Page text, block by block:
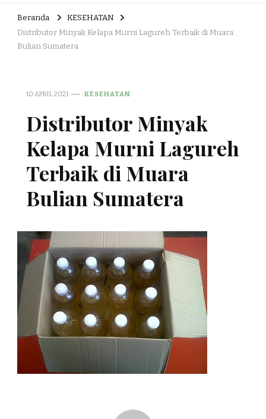
Beranda
KESEHATAN
Distributor Minyak Kelapa Murni Lagureh Terbaik di Muara
Bulian Sumatera
10 APRIL 2021 KESEHATAN
Distributor Minyak
Kelapa Murni Lagureh
Terbaik di Muara
Bulian Sumatera